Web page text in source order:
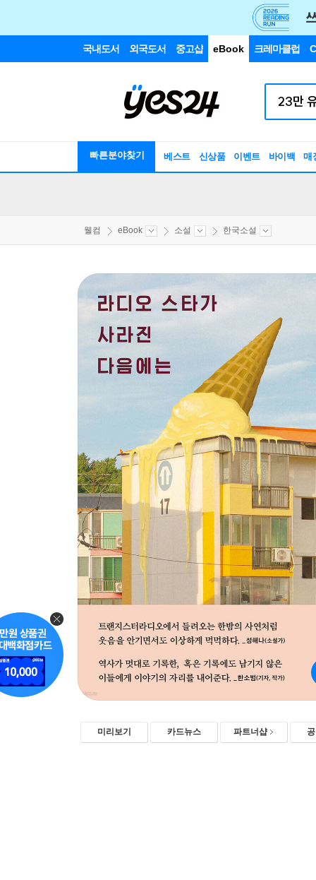
국내도서 외국도서 중고샵 eBook 크레마클럽
빠른분야찾기 베스트 신상품 이벤트 바이백 매
웰컴 eBook 소설 한국소설
미리보기 카드뉴스 파트너샵